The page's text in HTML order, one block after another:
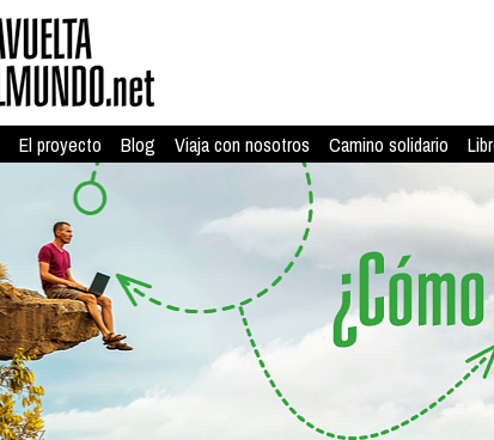
El proyecto Blog Viaja con nosotros Camino solidario